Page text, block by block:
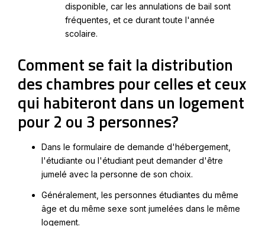
disponible, car les annulations de bail sont
fréquentes, et ce durant toute l'année
scolaire.
Comment se fait la distribution
des chambres pour celles et ceux
qui habiteront dans un logement
pour 2 ou 3 personnes?
Dans le formulaire de demande d'hébergement,
l'étudiante ou l'étudiant peut demander d'être
jumelé avec la personne de son choix.
Généralement, les personnes étudiantes du même
âge et du même sexe sont jumelées dans le même
logement.